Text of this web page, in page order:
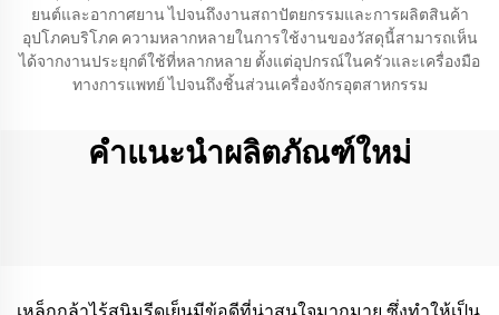
ยนต์และอากาศยาน ไปจนถึงงานสถาปัตยกรรมและการผลิตสินค้า
อุปโภคบริโภค ความหลากหลายในการใช้งานของวัสดุนี้สามารถเห็น
ได้จากงานประยุกต์ใช้ที่หลากหลาย ตั้งแต่อุปกรณ์ในครัวและเครื่องมือ
ทางการแพทย์ ไปจนถึงชิ้นส่วนเครื่องจักรอุตสาหกรรม
คำแนะนำผลิตภัณฑ์ใหม่